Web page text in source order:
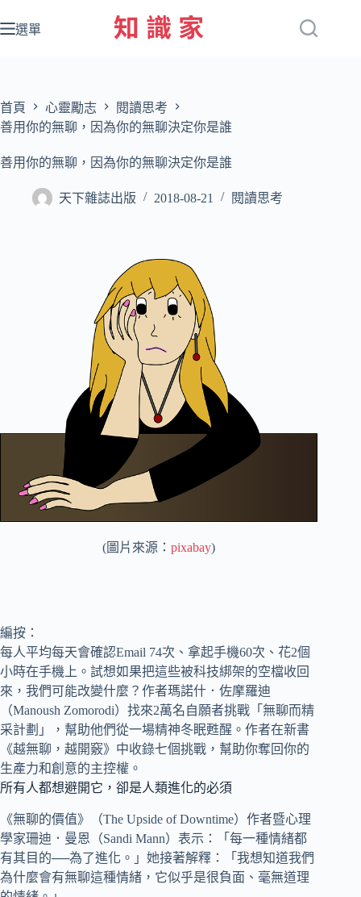
至
容
選單
首頁 心靈勵志
閱讀思考
善用你的無聊，因為你的無聊決定你是誰
善用你的無聊，因為你的無聊決定你是誰
天下雜誌出版 2018-08-21 閱讀思考
(圖片來源：pixabay)
編按：
每人平均每天會確認Email 74次、拿起手機60次、花2個
小時在手機上。試想如果把這些被科技綁架的空檔收回
來，我們可能改變什麼？作者瑪諾什．佐摩羅迪
（Manoush Zomorodi）找來2萬名自願者挑戰「無聊而精
采計劃」，幫助他們從一場精神冬眠甦醒。作者在新書
《越無聊，越開竅》中收錄七個挑戰，幫助你奪回你的
生產力和創意的主控權。
所有人都想避開它，卻是人類進化的必須
《無聊的價值》（The Upside of Downtime）作者暨心理
學家珊迪．曼恩（Sandi Mann）表示：「每一種情緒都
有其目的──為了進化。」她接著解釋：「我想知道我們
為什麼會有無聊這種情緒，它似乎是很負面、毫無道理